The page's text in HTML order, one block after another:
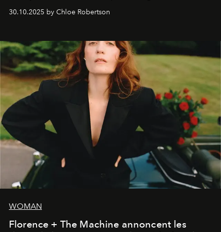
30.10.2025 by Chloe Robertson
WOMAN
Florence + The Machine annoncent les